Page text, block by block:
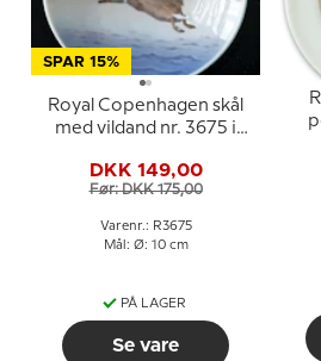
SPAR 15%
Royal Copenhagen skål
med vildand nr. 3675 i
DKK 149,00
Før: DKK 175,00
Varenr.: R3675
Mål: Ø: 10 cm
PÅ LAGER
Se vare